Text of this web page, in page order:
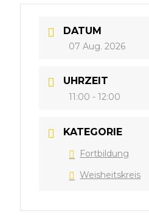
DATUM
07 Aug. 2026
UHRZEIT
11:00 - 12:00
KATEGORIE
Fortbildung
Weisheitskreis